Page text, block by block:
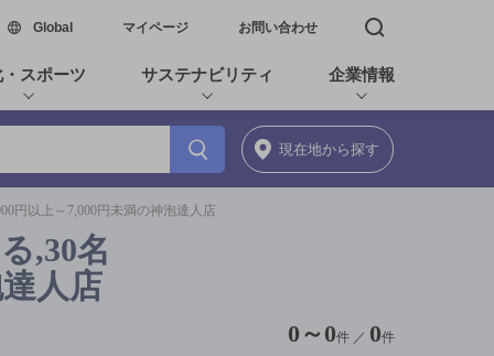
Global新しいウィンドウで開く
マイページ お問い合わせ 検索窓を開く
スポーツ サステナビリティ 企業情報
現在地から探す
円以上～7,000円未満の神泡達人店
,30名
人店
0 ～ 0件 ／ 0件